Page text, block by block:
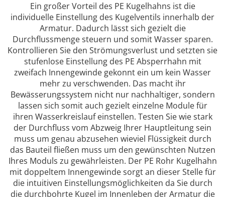
Ein großer Vorteil des PE Kugelhahns ist die
individuelle Einstellung des Kugelventils innerhalb der
Armatur. Dadurch lässt sich gezielt die
Durchflussmenge steuern und somit Wasser sparen.
Kontrollieren Sie den Strömungsverlust und setzten sie
stufenlose Einstellung des PE Absperrhahn mit
zweifach Innengewinde gekonnt ein um kein Wasser
mehr zu verschwenden. Das macht ihr
Bewässerungssystem nicht nur nachhaltiger, sondern
lassen sich somit auch gezielt einzelne Module für
ihren Wasserkreislauf einstellen. Testen Sie wie stark
der Durchfluss vom Abzweig Ihrer Hauptleitung sein
muss um genau abzusehen wieviel Flüssigkeit durch
das Bauteil fließen muss um den gewünschten Nutzen
Ihres Moduls zu gewährleisten. Der PE Rohr Kugelhahn
mit doppeltem Innengewinde sorgt an dieser Stelle für
die intuitiven Einstellungsmöglichkeiten da Sie durch
die durchbohrte Kugel im Innenleben der Armatur die